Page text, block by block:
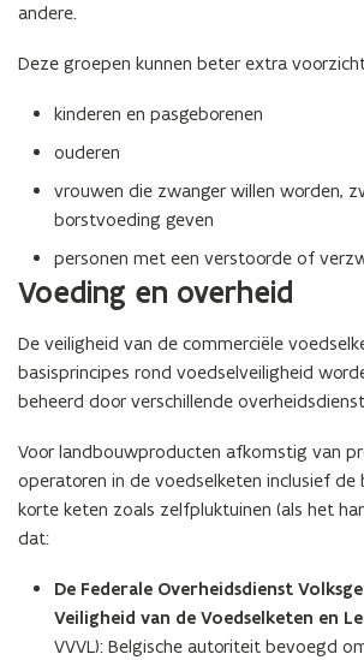
andere.
Deze groepen kunnen beter extra
kinderen en pasgeborenen
ouderen
vrouwen die zwanger willen worden,
borstvoeding geven
personen met een verstoorde of
Voeding en overheid
De veiligheid van de commerciële
basisprincipes rond voedselveiligheid
beheerd door verschillende
Voor landbouwproducten afkomstig van
operatoren in de voedselketen inclusief
korte keten zoals zelfpluktuinen (als het
dat:
De Federale Overheidsdienst
Veiligheid van de Voedselketen en
VVVL): Belgische autoriteit bevoegd